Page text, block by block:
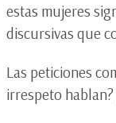
estas mujeres
discursivas que
Las peticiones
irrespeto